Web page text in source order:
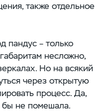
также отдельное
пандус – только
несложно,
Но на всякий
через открытую
процесс. Да,
бы не помешала.